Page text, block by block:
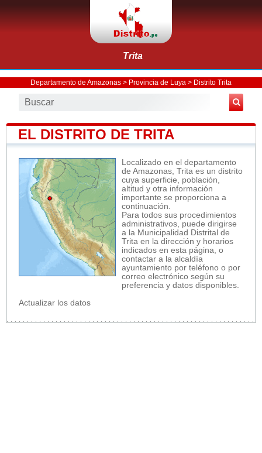
Trita
Departamento de Amazonas > Provincia de Luya > Distrito Trita
EL DISTRITO DE TRITA
Localizado en el departamento
de Amazonas, Trita es un distrito
cuya superficie, población,
altitud y otra información
importante se proporciona a
continuación.
Para todos sus procedimientos
administrativos, puede dirigirse
a la Municipalidad Distrital de
Trita en la dirección y horarios
indicados en esta página, o
contactar a la alcaldía
ayuntamiento por teléfono o por
correo electrónico según su
preferencia y datos disponibles.
Actualizar los datos